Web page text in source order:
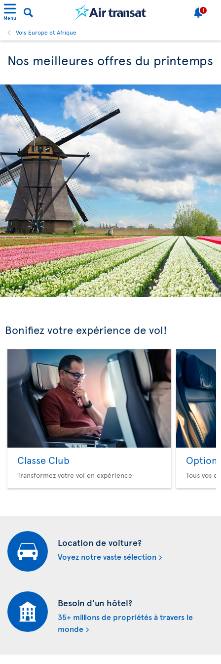
Menu
1
Vols Europe et Afrique
Nos meilleures offres du printemps
Bonifiez votre expérience de vol!
Classe Club
Transformez votre vol en expérience
Option
Tous vos
Location de voiture?
Voyez notre vaste sélection
Besoin d'un hôtel?
35+ millions de propriétés à travers le
monde